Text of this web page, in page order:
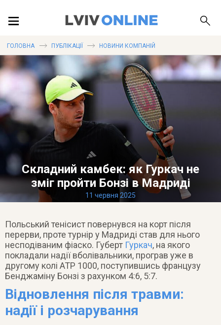
ЛОКАЦІЇ
ПУБЛІКАЦІЇ
ДОВІДКА
ГОЛОВНА ПУБЛІКАЦІЇ НОВИНИ КОМПАНІЙ
Складний камбек: як Гуркач не
зміг пройти Бонзі в Мадриді
11 червня 2025
Польський тенісист повернувся на корт після
перерви, проте турнір у Мадриді став для нього
несподіваним фіаско. Губерт Гуркач, на якого
покладали надії вболівальники, програв уже в
другому колі ATP 1000, поступившись французу
Бенджаміну Бонзі з рахунком 4:6, 5:7.
Відновлення після травми:
надії і розчарування